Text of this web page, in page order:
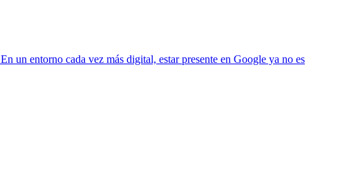
En un entorno cada vez más digital, estar presente en Google ya no es